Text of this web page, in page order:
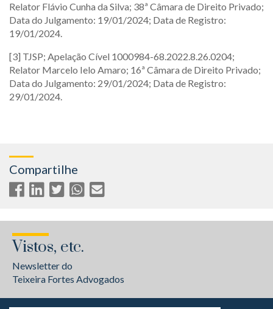
Relator Flávio Cunha da Silva; 38ª Câmara de Direito Privado;
Data do Julgamento: 19/01/2024; Data de Registro:
19/01/2024.
[3] TJSP; Apelação Cível 1000984-68.2022.8.26.0204;
Relator Marcelo Ielo Amaro; 16ª Câmara de Direito Privado;
Data do Julgamento: 29/01/2024; Data de Registro:
29/01/2024.
Compartilhe
Vistos, etc.
Newsletter do
Teixeira Fortes Advogados